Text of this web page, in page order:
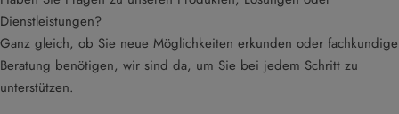
Dienstleistungen?
Ganz gleich, ob Sie neue Möglichkeiten erkunden oder fachkundige
Beratung benötigen, wir sind da, um Sie bei jedem Schritt zu
unterstützen.